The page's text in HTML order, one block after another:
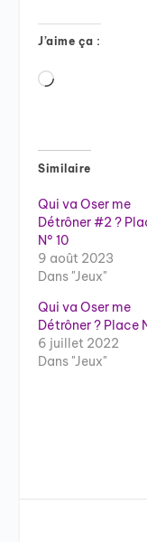
J’aime ça :
Similaire
Qui va Oser me
Détrôner #2 ?
N° 10
9 août 2023
Dans "Jeux"
Qui va Oser me
Détrôner ? Place
6 juillet 2022
Dans "Jeux"